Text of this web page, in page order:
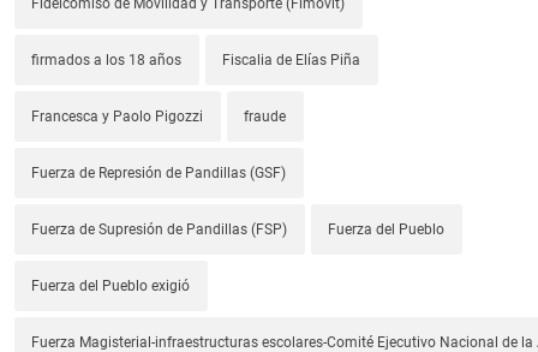
Fideicomiso de Movilidad y Transporte (Fimovit)
firmados a los 18 años Fiscalia de Elías Piña
Francesca y Paolo Pigozzi fraude
Fuerza de Represión de Pandillas (GSF)
Fuerza de Supresión de Pandillas (FSP) Fuerza del Pueblo
Fuerza del Pueblo exigió
Fuerza Magisterial-infraestructuras escolares-Comité Ejecutivo Nacional de la